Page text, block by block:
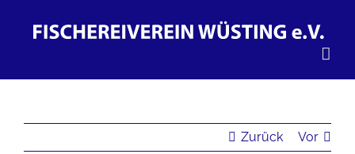
Zurück Vor